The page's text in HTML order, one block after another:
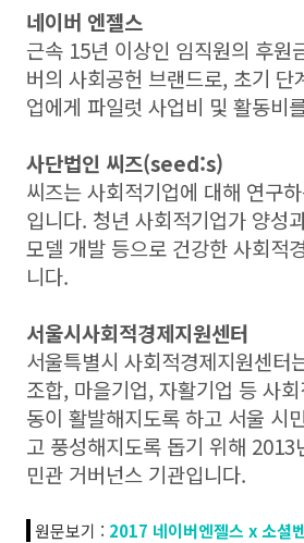
네이버 엔젤스
근속 15년 이상인 임직원의 후원
버의 사회공헌 브랜드로, 초기 단
업에게 파일럿 사업비 및 활동비
사단법인 씨즈(seed:s)
씨즈는 사회적기업에 대해 연구
입니다. 청년 사회적기업가 양성
모델 개발 등으로 건강한 사회적
니다.
서울시사회적경제지원센터
서울특별시 사회적경제지원센터
조합, 마을기업, 자활기업 등 사
동이 활발해지도록 하고 서울 시
고 풍성해지도록 돕기 위해 2013
민관 거버넌스 기관입니다.
원문보기 : 2017 네이버엔젤스 x 소셜